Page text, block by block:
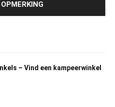
– Vind een kampeerwinkel